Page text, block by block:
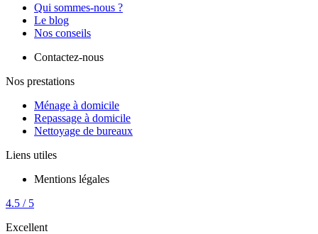
Qui sommes-nous ?
Le blog
Nos conseils
Contactez-nous
Nos prestations
Ménage à domicile
Repassage à domicile
Nettoyage de bureaux
Liens utiles
Mentions légales
4.5 / 5
Excellent